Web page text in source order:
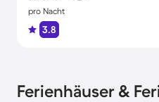
pro Nacht
3.8
Ferienhäuser &